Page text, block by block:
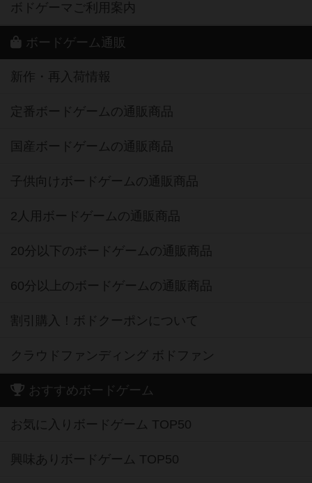
ボドゲーマご利用案内
ボードゲーム通販
新作・再入荷情報
定番ボードゲームの通販商品
国産ボードゲームの通販商品
子供向けボードゲームの通販商品
2人用ボードゲームの通販商品
20分以下のボードゲームの通販商品
60分以上のボードゲームの通販商品
割引購入！ボドクーポンについて
クラウドファンディング ボドファン
おすすめボードゲーム
お気に入りボードゲーム TOP50
興味ありボードゲーム TOP50